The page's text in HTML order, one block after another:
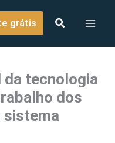
grátis
tecnologia
dos
sistema